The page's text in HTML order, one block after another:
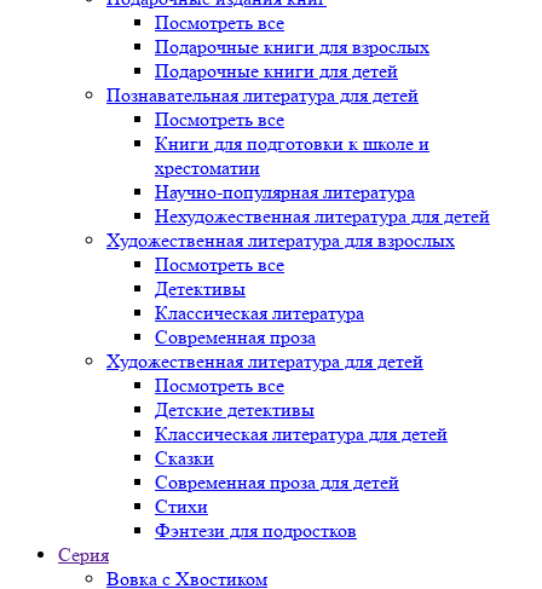
Посмотреть все
Подарочные книги для взрослых
Подарочные книги для детей
Познавательная литература для детей
Посмотреть все
Книги для подготовки к школе и
хрестоматии
Научно-популярная литература
Нехудожественная литература для детей
Художественная литература для взрослых
Посмотреть все
Детективы
Классическая литература
Современная проза
Художественная литература для детей
Посмотреть все
Детские детективы
Классическая литература для детей
Сказки
Современная проза для детей
Стихи
Фэнтези для подростков
Серия
Вовка с Хвостиком